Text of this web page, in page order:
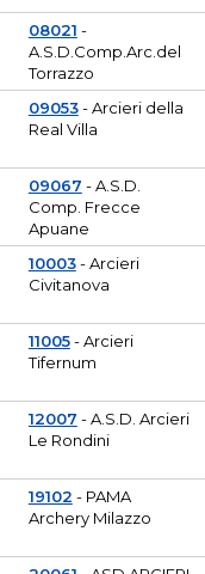
08021 -
A.S.D.Comp.Arc.del
Torrazzo
09053- Arcieri della
Real Villa
09067 - A.S.D.
Comp. Frecce
Apuane
10003- Arcieri
Civitanova
11005- Arcieri
Tifernum
12007 - A.S.D. Arcieri
Le Rondini
19102 - PAMA
Archery Milazzo